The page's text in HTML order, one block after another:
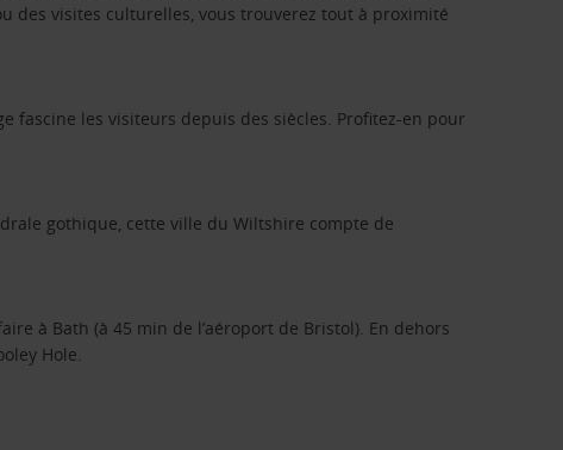
des visites culturelles, vous trouverez tout à proximité
fascine les visiteurs depuis des siècles. Profitez-en pour
gothique, cette ville du Wiltshire compte de
à Bath (à 45 min de l’aéroport de Bristol). En dehors
Hole.